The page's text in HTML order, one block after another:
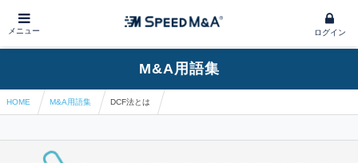
メニュー ログイン
M&A用語集
HOME M&A用語集 DCF法とは